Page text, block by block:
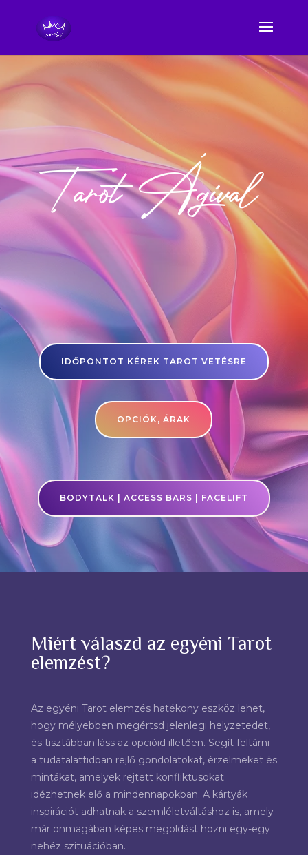
Tarot Ágival
IDŐPONTOT KÉREK TAROT VETÉSRE
OPCIÓK, ÁRAK
BODYTALK | ACCESS BARS | FACELIFT
Miért válaszd az egyéni Tarot
elemzést?
Az egyéni Tarot elemzés hatékony eszköz lehet,
hogy mélyebben megértsd jelenlegi helyzetedet,
és tisztábban láss az opcióid illetően. Segít feltárni
a tudatalattidban rejlő gondolatokat, érzelmeket és
mintákat, amelyek rejtett konfliktusokat
idézhetnek elő a mindennapokban. A kártyák
inspirációt adhatnak a szemléletváltáshoz is, amely
már önmagában képes megoldást hozni egy-egy
nehéz szituációban.